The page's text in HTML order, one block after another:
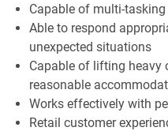
Capable of multi-tasking
Able to respond
unexpected situations
Capable of lifting heavy
reasonable
Works effectively with
Retail customer